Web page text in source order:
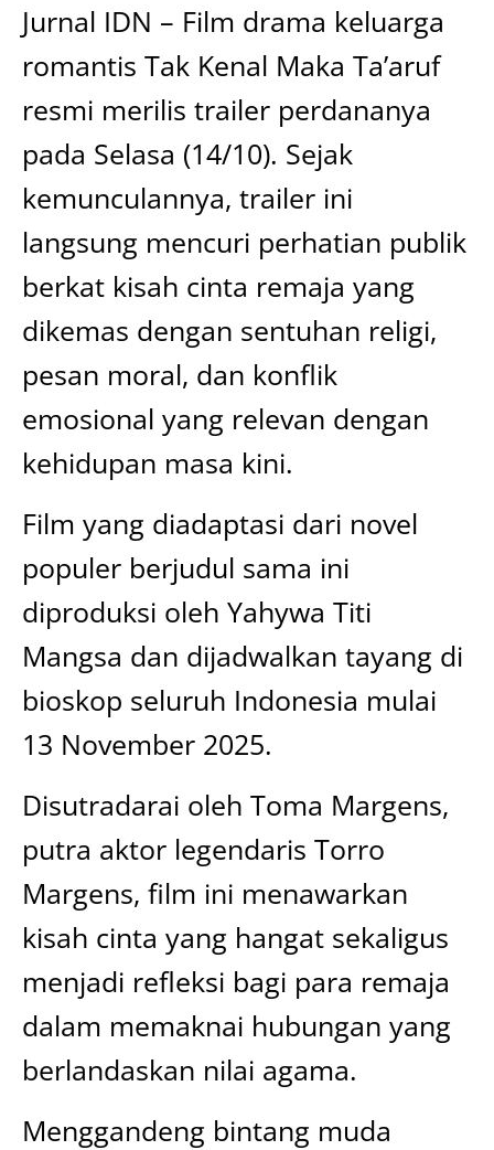
Jurnal IDN – Film drama keluarga
romantis Tak Kenal Maka Ta’aruf
resmi merilis trailer perdananya
pada Selasa (14/10). Sejak
kemunculannya, trailer ini
langsung mencuri perhatian publik
berkat kisah cinta remaja yang
dikemas dengan sentuhan religi,
pesan moral, dan konflik
emosional yang relevan dengan
kehidupan masa kini.
Film yang diadaptasi dari novel
populer berjudul sama ini
diproduksi oleh Yahywa Titi
Mangsa dan dijadwalkan tayang di
bioskop seluruh Indonesia mulai
13 November 2025.
Disutradarai oleh Toma Margens,
putra aktor legendaris Torro
Margens, film ini menawarkan
kisah cinta yang hangat sekaligus
menjadi refleksi bagi para remaja
dalam memaknai hubungan yang
berlandaskan nilai agama.
Menggandeng bintang muda